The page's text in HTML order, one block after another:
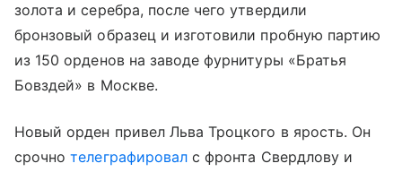
золота и серебра, после чего утвердили
бронзовый образец и изготовили пробную партию
из 150 орденов на заводе фурнитуры «Братья
Бовздей» в Москве.
Новый орден привел Льва Троцкого в ярость. Он
срочнотелеграфировал с фронта Свердлову и